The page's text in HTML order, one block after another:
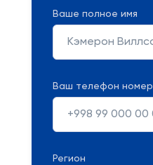
Ваше полное имя
Ваш телефон номер
Регион